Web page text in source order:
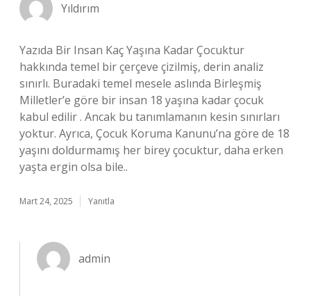
Yıldırım
Yazıda Bir Insan Kaç Yaşına Kadar Çocuktur
hakkında temel bir çerçeve çizilmiş, derin analiz
sınırlı. Buradaki temel mesele aslında Birleşmiş
Milletler’e göre bir insan 18 yaşına kadar çocuk
kabul edilir . Ancak bu tanımlamanın kesin sınırları
yoktur. Ayrıca, Çocuk Koruma Kanunu’na göre de 18
yaşını doldurmamış her birey çocuktur, daha erken
yaşta ergin olsa bile..
Mart 24, 2025 Yanıtla
admin